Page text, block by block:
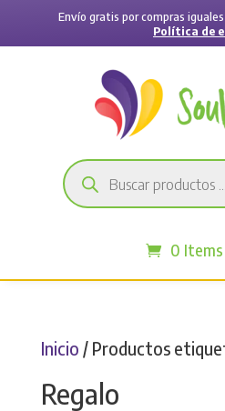
Envío gratis por compras
Política de
Búsqueda
de
productos
0 Items
Inicio / Productos
Regalo